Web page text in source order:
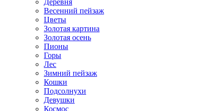
Деревня
Весенний пейзаж
Цветы
Золотая картина
Золотая осень
Пионы
Горы
Лес
Зимний пейзаж
Кошки
Подсолнухи
Девушки
Космос